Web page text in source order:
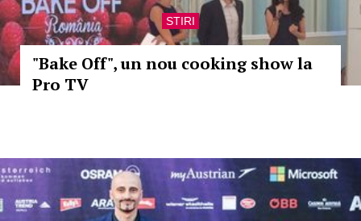
STIRI
"Bake Off", un nou cooking show la
Pro TV